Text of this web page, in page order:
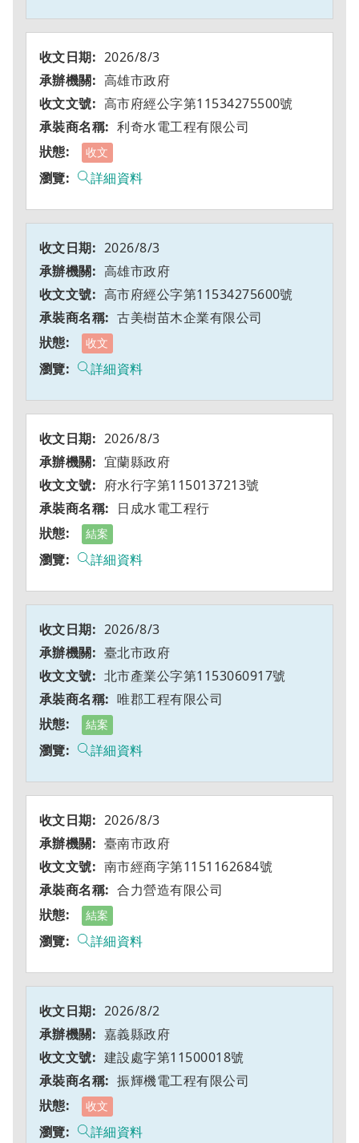
2026/8/3
高雄市政府
高市府經公字第11534275500號
利奇水電工程有限公司
收文
詳細資料
2026/8/3
高雄市政府
高市府經公字第11534275600號
古美樹苗木企業有限公司
收文
詳細資料
2026/8/3
宜蘭縣政府
府水行字第1150137213號
日成水電工程行
結案
詳細資料
2026/8/3
臺北市政府
北市產業公字第1153060917號
唯郡工程有限公司
結案
詳細資料
2026/8/3
臺南市政府
南市經商字第1151162684號
合力營造有限公司
結案
詳細資料
2026/8/2
嘉義縣政府
建設處字第11500018號
振輝機電工程有限公司
收文
詳細資料